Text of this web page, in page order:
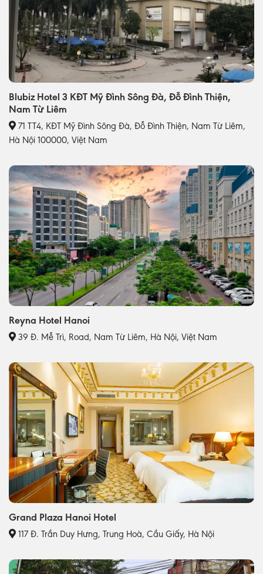
Blubiz Hotel 3 KĐT Mỹ Đình Sông Đà, Đỗ Đình Thiện,
Nam Từ Liêm
71 TT4, KĐT Mỹ Đình Sông Đà, Đỗ Đình Thiện, Nam Từ Liêm,
Hà Nội 100000, Việt Nam
Reyna Hotel Hanoi
39 Đ. Mễ Trì, Road, Nam Từ Liêm, Hà Nội, Việt Nam
Grand Plaza Hanoi Hotel
117 Đ. Trần Duy Hưng, Trung Hoà, Cầu Giấy, Hà Nội